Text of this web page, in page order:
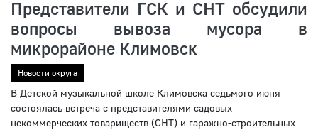
Представители ГСК и СНТ обсудили
вопросы вывоза мусора в
микрорайоне Климовск
Новости округа
В Детской музыкальной школе Климовска седьмого июня
состоялась встреча с представителями садовых
некоммерческих товариществ (СНТ) и гаражно-строительных